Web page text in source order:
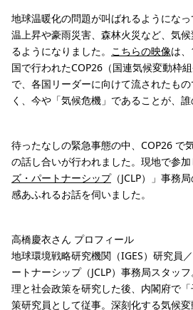
地球温暖化の問題が叫ばれるようにな
温上昇や豪雨災害、森林火災など、気
るようになりました。 こちらの映像は
国で行われたCOP26（国連気候変動枠
で、各国リーダーに向けて流されたも
く、今や「気候危機」であることが、誰
待ったなしの緊急事態の中、COP26 で
の話し合いが行われました。現地で参加
ズ・パートナーシップ（JCLP）」事務
感あふれるお話を伺いました。
高橋慶衣さん プロフィール
地球環境戦略研究機関（IGES）研究員
ートナーシップ（JCLP）事務局スタッ
理と社会政策を研究した後、内閣府で
策研究員として従事。深刻化する気候変